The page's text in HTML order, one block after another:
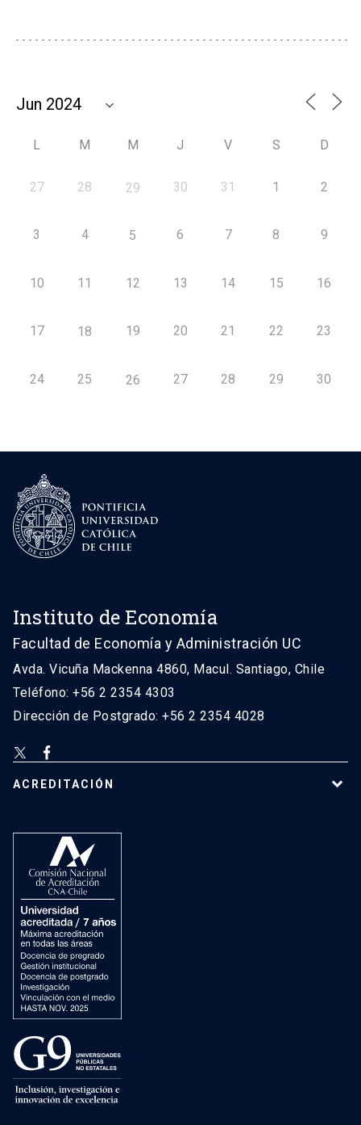
L M M J V S D
27 28 29 30 31 1 2
3 4 5 6 7 8 9
10 11 12 13 14 15 16
17 18 19 20 21 22 23
24 25 26 27 28 29 30
Instituto de Economía
Facultad de Economía y Administración UC
Avda. Vicuña Mackenna 4860, Macul. Santiago, Chile
Teléfono: +56 2 2354 4303
Dirección de Postgrado: +56 2 2354 4028
ACREDITACIÓN